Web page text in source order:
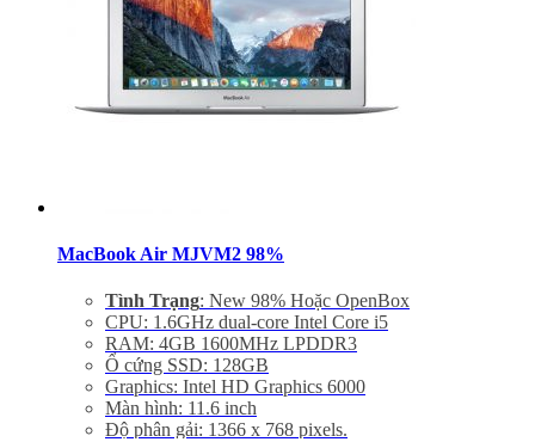
MacBook Air MJVM2 98%
Tình Trạng: New 98% Hoặc OpenBox
CPU: 1.6GHz dual-core Intel Core i5
RAM: 4GB 1600MHz LPDDR3
Ổ cứng SSD: 128GB
Graphics: Intel HD Graphics 6000
Màn hình: 11.6 inch
Độ phân gải: 1366 x 768 pixels.